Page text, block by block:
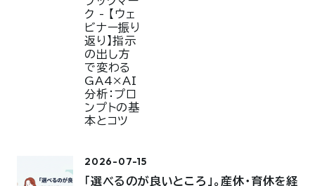
2026-07-15
「選べるのが良いところ」。産休・育休を経